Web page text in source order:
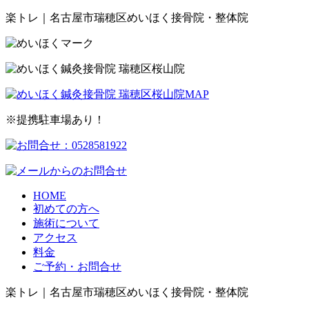
楽トレ｜名古屋市瑞穂区めいほく接骨院・整体院
※提携駐車場あり！
HOME
初めての方へ
施術について
アクセス
料金
ご予約・お問合せ
楽トレ｜名古屋市瑞穂区めいほく接骨院・整体院